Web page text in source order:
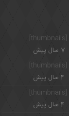
[thumbnails]
7 سال پیش
4 سال پیش
[thumbnails]
4 سال پیش